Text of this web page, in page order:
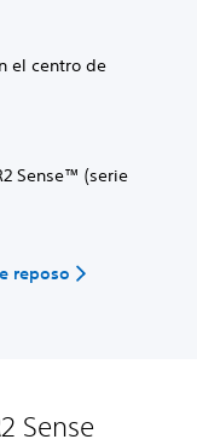
el centro de
Sense™ (serie
reposo
Sense